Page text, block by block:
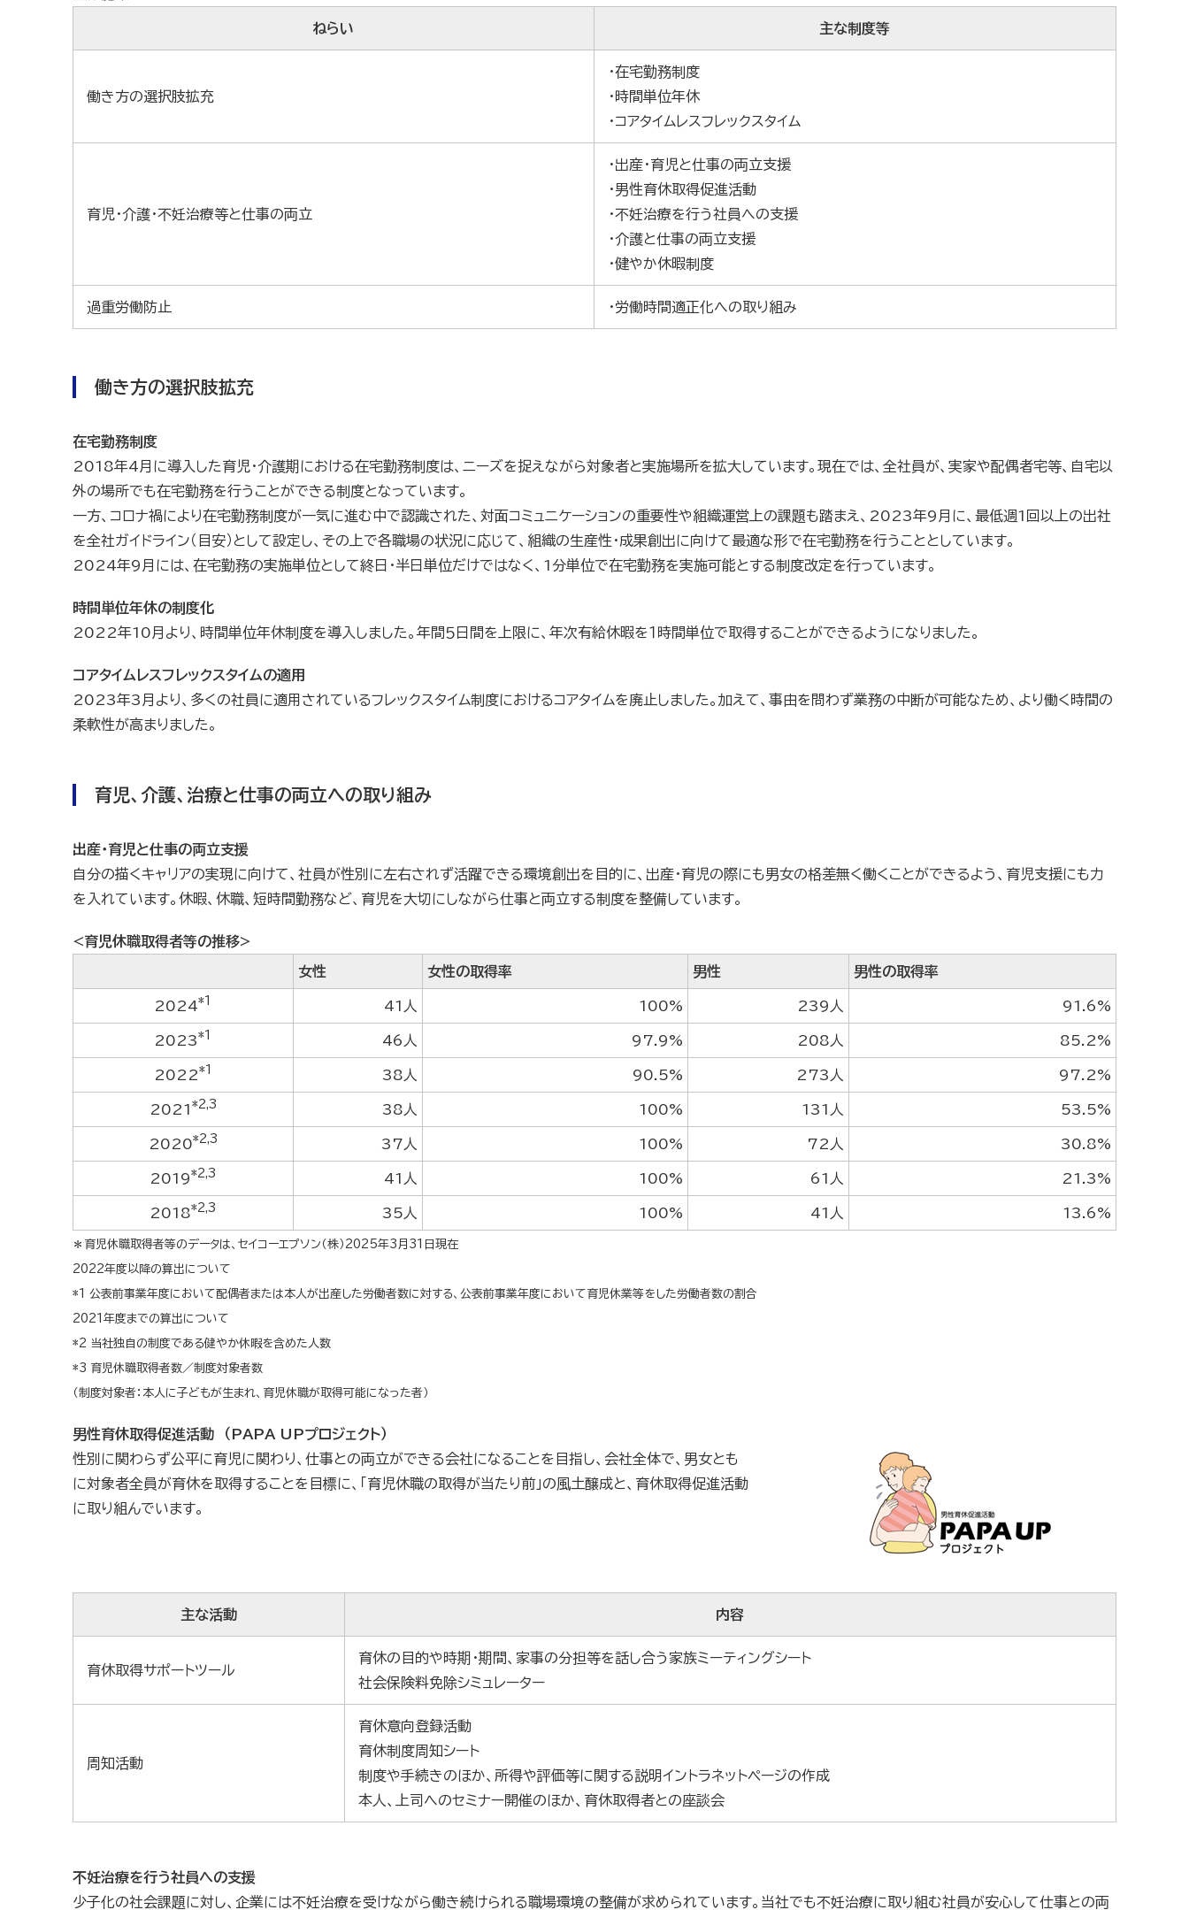
ねらい 主な制度等
働き方の選択肢拡充
・在宅勤務制度
・時間単位年休
・コアタイムレスフレックスタイム
育児・介護・不妊治療等と仕事の両立
・出産・育児と仕事の両立支援
・男性育休取得促進活動
・不妊治療を行う社員への支援
・介護と仕事の両立支援
・健やか休暇制度
過重労働防止 ・労働時間適正化への取り組み
働き方の選択肢拡充
在宅勤務制度
2018年4月に導入した育児・介護期における在宅勤務制度は、ニーズを捉えながら対象者と実施場所を拡大しています。現在では、全社員が、実家や配偶者宅等、自宅以
外の場所でも在宅勤務を行うことができる制度となっています。
一方、コロナ禍により在宅勤務制度が一気に進む中で認識された、対面コミュニケーションの重要性や組織運営上の課題も踏まえ、2023年9月に、最低週1回以上の出社
を全社ガイドライン（目安）として設定し、その上で各職場の状況に応じて、組織の生産性・成果創出に向けて最適な形で在宅勤務を行うこととしています。
2024年9月には、在宅勤務の実施単位として終日・半日単位だけではなく、1分単位で在宅勤務を実施可能とする制度改定を行っています。
時間単位年休の制度化
2022年10月より、時間単位年休制度を導入しました。年間５日間を上限に、年次有給休暇を１時間単位で取得することができるようになりました。
コアタイムレスフレックスタイムの適用
2023年3月より、多くの社員に適用されているフレックスタイム制度におけるコアタイムを廃止しました。加えて、事由を問わず業務の中断が可能なため、より働く時間の
柔軟性が高まりました。
育児、介護、治療と仕事の両立への取り組み
出産・育児と仕事の両立支援
自分の描くキャリアの実現に向けて、社員が性別に左右されず活躍できる環境創出を目的に、出産・育児の際にも男女の格差無く働くことができるよう、育児支援にも力
を入れています。休暇、休職、短時間勤務など、育児を大切にしながら仕事と両立する制度を整備しています。
<育児休職取得者等の推移>
女性 女性の取得率 男性 男性の取得率
2024*1 41人 100% 239人 91.6%
2023*1 46人 97.9% 208人 85.2%
2022*1 38人 90.5% 273人 97.2%
2021 *2,3 38人 100% 131人 53.5%
2020*2,3 37人 100% 72人 30.8%
2019*2,3 41人 100% 61人 21.3%
2018*2,3 35人 100% 41人 13.6%
＊育児休職取得者等のデータは、セイコーエプソン（株）2025年3月31日現在
2022年度以降の算出について
*1 公表前事業年度において配偶者または本人が出産した労働者数に対する、公表前事業年度において育児休業等をした労働者数の割合
2021年度までの算出について
*2 当社独自の制度である健やか休暇を含めた人数
*3 育児休職取得者数／制度対象者数
（制度対象者：本人に子どもが生まれ、育児休職が取得可能になった者）
男性育休取得促進活動 （PAPA UPプロジェクト）
性別に関わらず公平に育児に関わり、仕事との両立ができる会社になることを目指し、会社全体で、男女とも
に対象者全員が育休を取得することを目標に、「育児休職の取得が当たり前」の風土醸成と、育休取得促進活動
に取り組んでいます。
主な活動 内容
育休取得サポートツール
育休の目的や時期・期間、家事の分担等を話し合う家族ミーティングシート
社会保険料免除シミュレーター
周知活動
育休意向登録活動
育休制度周知シート
制度や手続きのほか、所得や評価等に関する説明イントラネットページの作成
本人、上司へのセミナー開催のほか、育休取得者との座談会
不妊治療を行う社員への支援
少子化の社会課題に対し、企業には不妊治療を受けながら働き続けられる職場環境の整備が求められています。当社でも不妊治療に取り組む社員が安心して仕事との両